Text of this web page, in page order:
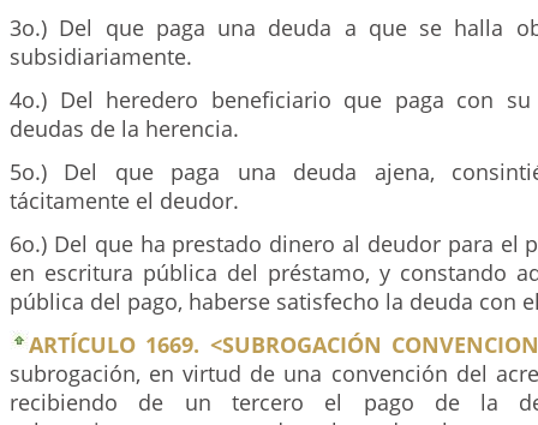
3o.) Del que paga una deuda a que se halla
subsidiariamente.
4o.) Del heredero beneficiario que paga con
deudas de la herencia.
5o.) Del que paga una deuda ajena,
tácitamente el deudor.
6o.) Del que ha prestado dinero al deudor para el
en escritura pública del préstamo, y constando
pública del pago, haberse satisfecho la deuda con
ARTÍCULO 1669. <SUBROGACIÓN
subrogación, en virtud de una convención del
recibiendo de un tercero el pago de la